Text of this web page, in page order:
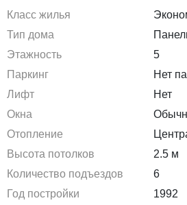
Класс жилья
Тип дома
Этажность
5
Паркинг
Нет
Лифт
Нет
Окна
Отопление
Высота потолков
2.5 м
Количество подъездов
6
Год постройки
1992